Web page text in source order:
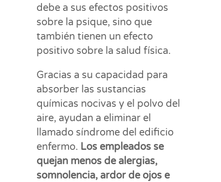
debe a sus efectos positivos
sobre la psique, sino que
también tienen un efecto
positivo sobre la salud física.
Gracias a su capacidad para
absorber las sustancias
químicas nocivas y el polvo del
aire, ayudan a eliminar el
llamado síndrome del edificio
enfermo. Los empleados se
quejan menos de alergias,
somnolencia, ardor de ojos e